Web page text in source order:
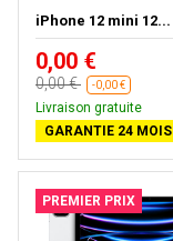
iPhone 12 mini 12...
0,00 €
0,00 € -0,00 €
Livraison gratuite
GARANTIE 24 MOIS
PREMIER PRIX